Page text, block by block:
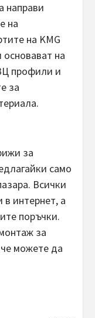
направи
на
на KMG
на
профили и
за
за
само
Всички
интернет, а
поръчки.
за
можете да